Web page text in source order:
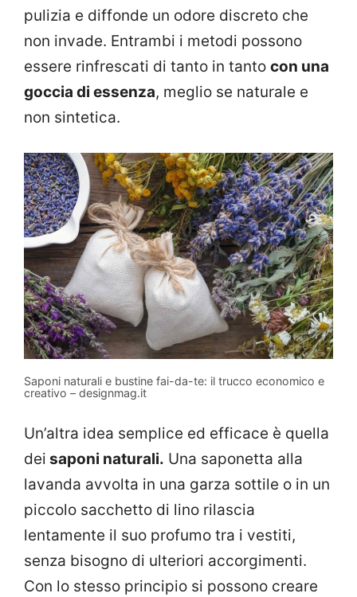
pulizia e diffonde un odore discreto che
non invade. Entrambi i metodi possono
essere rinfrescati di tanto in tanto con una
goccia di essenza, meglio se naturale e
non sintetica.
Saponi naturali e bustine fai-da-te: il trucco economico e
creativo – designmag.it
Un’altra idea semplice ed efficace è quella
dei saponi naturali. Una saponetta alla
lavanda avvolta in una garza sottile o in un
piccolo sacchetto di lino rilascia
lentamente il suo profumo tra i vestiti,
senza bisogno di ulteriori accorgimenti.
Con lo stesso principio si possono creare